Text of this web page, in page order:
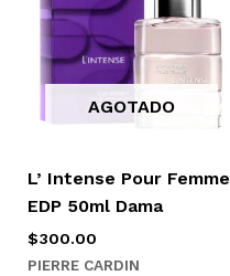
AGOTADO
L’ Intense Pour Femme
EDP 50ml Dama
$300.00
PIERRE CARDIN